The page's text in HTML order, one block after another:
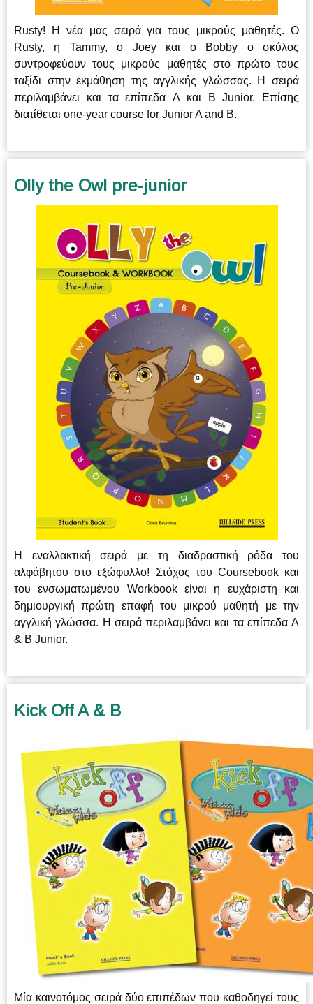
Rusty! Η νέα μας σειρά για τους μικρούς μαθητές. Ο
Rusty, η Tammy, ο Joey και ο Bobby ο σκύλος
συντροφεύουν τους μικρούς μαθητές στο πρώτο τους
ταξίδι στην εκμάθηση της αγγλικής γλώσσας. Η σειρά
περιλαμβάνει και τα επίπεδα A και B Junior. Επίσης
διατίθεται one-year course for Junior A and B.
Olly the Owl pre-junior
Η εναλλακτική σειρά με τη διαδραστική ρόδα του
αλφάβητου στο εξώφυλλο! Στόχος του Coursebook και
του ενσωματωμένου Workbook είναι η ευχάριστη και
δημιουργική πρώτη επαφή του μικρού μαθητή με την
αγγλική γλώσσα. Η σειρά περιλαμβάνει και τα επίπεδα A
& B Junior.
Kick Off A & B
Μία καινοτόμος σειρά δύο επιπέδων που καθοδηγεί τους